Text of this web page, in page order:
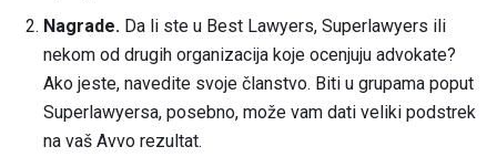
Nagrade. Da li ste u Best Lawyers, Superlawyers ili
nekom od drugih organizacija koje ocenjuju advokate?
Ako jeste, navedite svoje članstvo. Biti u grupama poput
Superlawyersa, posebno, može vam dati veliki podstrek
na vaš Avvo rezultat.